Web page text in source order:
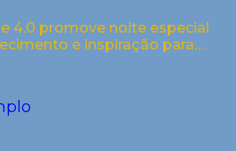
4.0 promove noite especial
e inspiração para